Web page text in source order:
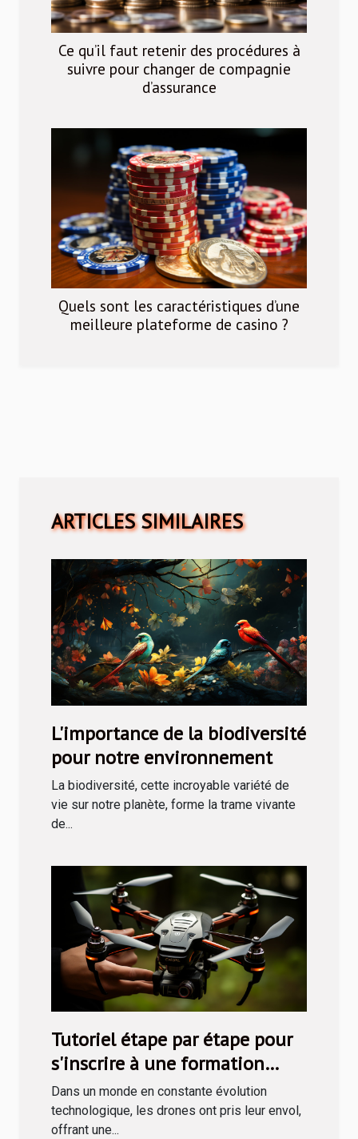
Ce qu’il faut retenir des procédures à
suivre pour changer de compagnie
d’assurance
Quels sont les caractéristiques d’une
meilleure plateforme de casino ?
ARTICLES SIMILAIRES
L'importance de la biodiversité
pour notre environnement
La biodiversité, cette incroyable variété de
vie sur notre planète, forme la trame vivante
de...
Tutoriel étape par étape pour
s'inscrire à une formation
drone via le CPF
Dans un monde en constante évolution
technologique, les drones ont pris leur envol,
offrant une...